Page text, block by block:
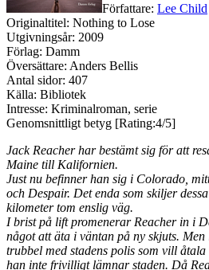
Författare: Lee Child
Originaltitel: Nothing to Lose
Utgivningsår: 2009
Förlag: Damm
Översättare: Anders Bellis
Antal sidor: 407
Källa: Bibliotek
Intresse: Kriminalroman, serie
Genomsnittligt betyg [Rating:4/5]
Jack Reacher har bestämt sig för att
Maine till Kalifornien.
Just nu befinner han sig i Colorado,
och Despair. Det enda som skiljer
kilometer tom enslig väg.
I brist på lift promenerar Reacher in i
något att äta i väntan på ny skjuts.
trubbel med stadens polis som vill
han inte frivilligt lämnar staden. Då